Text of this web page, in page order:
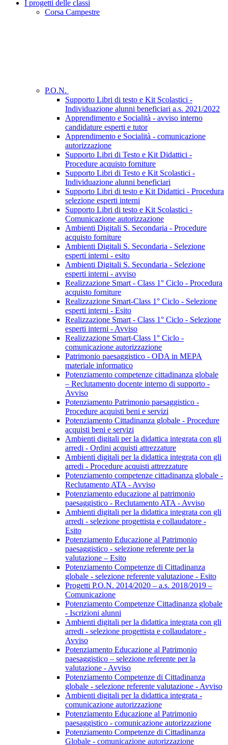
I progetti delle classi
Corsa Campestre
P.O.N.
Supporto Libri di testo e Kit Scolastici -
Individuazione alunni beneficiari a.s. 2021/2022
Apprendimento e Socialità - avviso interno
candidature esperti e tutor
Apprendimento e Socialità - comunicazione
autorizzazione
Supporto Libri di Testo e Kit Didattici -
Procedure acquisto forniture
Supporto Libri di Testo e Kit Scolastici -
Individuazione alunni beneficiari
Supporto Libri di testo e Kit Didattici - Procedura
selezione esperti interni
Supporto Libri di testo e Kit Scolastici -
Comunicazione autorizzazione
Ambienti Digitali S. Secondaria - Procedure
acquisto forniture
Ambienti Digitali S. Secondaria - Selezione
esperti interni - esito
Ambienti Digitali S. Secondaria - Selezione
esperti interni - avviso
Realizzazione Smart - Class 1° Ciclo - Procedura
acquisto forniture
Realizzazione Smart-Class 1° Ciclo - Selezione
esperti interni - Esito
Realizzazione Smart - Class 1° Ciclo - Selezione
esperti interni - Avviso
Realizzazione Smart-Class 1° Ciclo -
comunicazione autorizzazione
Patrimonio paesaggistico - ODA in MEPA
materiale informatico
Potenziamento competenze cittadinanza globale
– Reclutamento docente interno di supporto -
Avviso
Potenziamento Patrimonio paesaggistico -
Procedure acquisti beni e servizi
Potenziamento Cittadinanza globale - Procedure
acquisti beni e servizi
Ambienti digitali per la didattica integrata con gli
arredi - Ordini acquisti attrezzature
Ambienti digitali per la didattica integrata con gli
arredi - Procedure acquisti attrezzature
Potenziamento competenze cittadinanza globale -
Reclutamento ATA - Avviso
Potenziamento educazione al patrimonio
paesaggistico - Reclutamento ATA - Avviso
Ambienti digitali per la didattica integrata con gli
arredi - selezione progettista e collaudatore -
Esito
Potenziamento Educazione al Patrimonio
paesaggistico - selezione referente per la
valutazione – Esito
Potenziamento Competenze di Cittadinanza
globale - selezione referente valutazione - Esito
Progetti P.O.N. 2014/2020 – a.s. 2018/2019 –
Comunicazione
Potenziamento Competenze Cittadinanza globale
- Iscrizioni alunni
Ambienti digitali per la didattica integrata con gli
arredi - selezione progettista e collaudatore -
Avviso
Potenziamento Educazione al Patrimonio
paesaggistico – selezione referente per la
valutazione - Avviso
Potenziamento Competenze di Cittadinanza
globale - selezione referente valutazione - Avviso
Ambienti digitali per la didattica integrata -
comunicazione autorizzazione
Potenziamento Educazione al Patrimonio
paesaggistico - comunicazione autorizzazione
Potenziamento Competenze di Cittadinanza
Globale - comunicazione autorizzazione